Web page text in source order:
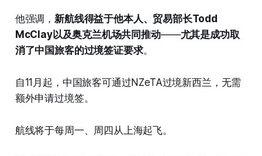
他强调，新航线得益于他本人、贸易部长Todd
McClay以及奥克兰机场共同推动——尤其是成功取
消了中国旅客的过境签证要求。
自11月起，中国旅客可通过NZeTA过境新西兰，无需
额外申请过境签。
航线将于每周一、周四从上海起飞。